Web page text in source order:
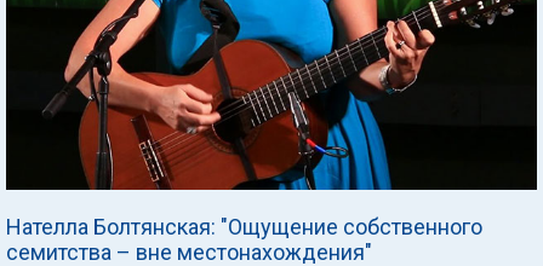
Нателла Болтянская: "Ощущение собственного
семитства – вне местонахождения"